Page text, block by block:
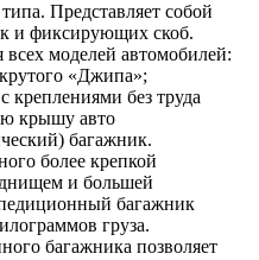
Представляет собой
и фиксирующих скоб.
моделей автомобилей:
«Джипа»;
креплениями без труда
крышу авто
багажник.
более крепкой
и большей
багажник
груза.
багажника позволяет